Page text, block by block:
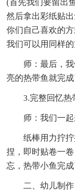
(首先我们要留出
然后拿出彩纸贴
你们自己喜欢的
我们可以用同样
师：最后，
亮的热带鱼就完成
3.完整回忆热
师：我们一
纸棒用力拧
捏，即时贴卷一
忘，热带小鱼完
二、幼儿制作